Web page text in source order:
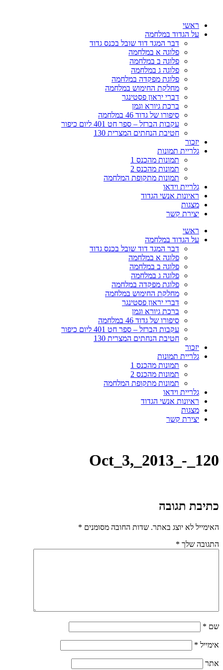
ראשי
על הגדוד במלחמה
דבר המגד דוד שובל בכנס גדוד
פלוגה א במלחמה
פלוגה ב במלחמה
פלוגה ג במלחמה
פלוגת מפקדה במלחמה
מחלקת החימוש במלחמה
דברי יראון פסטינגר
ברכת גיורא וגמן
סיפורו של גדוד 46 במלחמה
עקבות הברזל – ספר חט 401 ליום כיפור
חטיבת הנחתים המצרית 130
יזכור
גלריית תמונות
תמונות מהכנס 1
תמונות מהכנס 2
תמונות מתקופת המלחמה
גלריית וידאו
ראיונות אנשי הגדוד
מצגות
יצירת קשר
ראשי
על הגדוד במלחמה
דבר המגד דוד שובל בכנס גדוד
פלוגה א במלחמה
פלוגה ב במלחמה
פלוגה ג במלחמה
פלוגת מפקדה במלחמה
מחלקת החימוש במלחמה
דברי יראון פסטינגר
ברכת גיורא וגמן
סיפורו של גדוד 46 במלחמה
עקבות הברזל – ספר חט 401 ליום כיפור
חטיבת הנחתים המצרית 130
יזכור
גלריית תמונות
תמונות מהכנס 1
תמונות מהכנס 2
תמונות מתקופת המלחמה
גלריית וידאו
ראיונות אנשי הגדוד
מצגות
יצירת קשר
Oct_3,_2013_-_120
כתיבת תגובה
האימייל לא יוצג באתר. שדות החובה מסומנים *
התגובה שלך *
שם *
אימייל *
אתר